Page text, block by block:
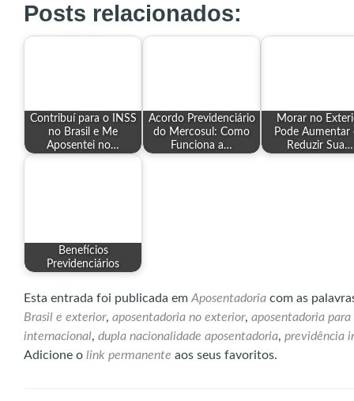
Posts relacionados:
Contribuí para o INSS
no Brasil e Me
Aposentei no…
Acordo Previdenciário
do Mercosul: Como
Funciona a…
Morar no
Pode Aumentar
Reduzir Sua…
Benefícios
Previdenciários
Esta entrada foi publicada em Aposentadoria com as
Brasil e exterior, aposentadoria no exterior, aposentadoria
internacional, dupla nacionalidade aposentadoria, previdência
Adicione o link permanente aos seus favoritos.